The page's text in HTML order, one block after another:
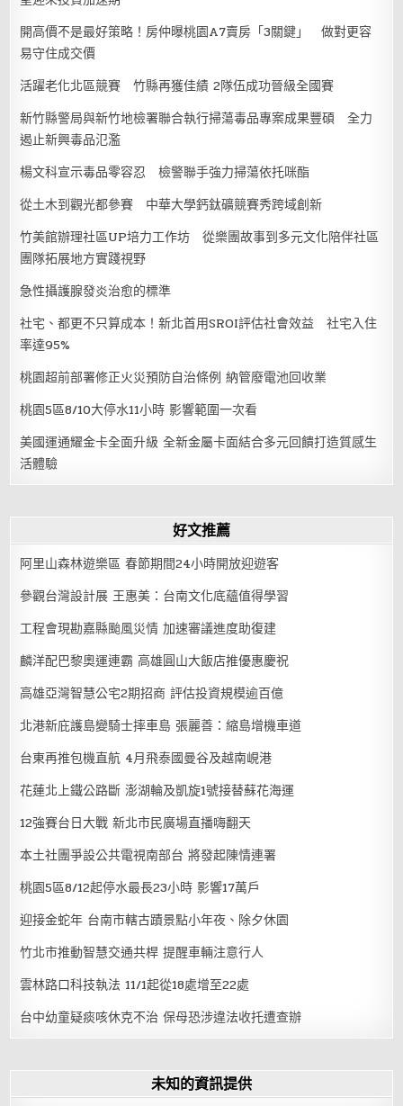
開高價不是最好策略！房仲曝桃園A7賣房「3關鍵」 做對更容
易守住成交價
活躍老化北區競賽 竹縣再獲佳績 2隊伍成功晉級全國賽
新竹縣警局與新竹地檢署聯合執行掃蕩毒品專案成果豐碩 全力
遏止新興毒品氾濫
楊文科宣示毒品零容忍 檢警聯手強力掃蕩依托咪酯
從土木到觀光都參賽 中華大學鈣鈦礦競賽秀跨域創新
竹美館辦理社區UP培力工作坊 從樂團故事到多元文化陪伴社區
團隊拓展地方實踐視野
急性攝護腺發炎治愈的標準
社宅、都更不只算成本！新北首用SROI評估社會效益 社宅入住
率達95%
桃園超前部署修正火災預防自治條例 納管廢電池回收業
桃園5區8/10大停水11小時 影響範圍一次看
美國運通耀金卡全面升級 全新金屬卡面結合多元回饋打造質感生
活體驗
好文推薦
阿里山森林遊樂區 春節期間24小時開放迎遊客
參觀台灣設計展 王惠美：台南文化底蘊值得學習
工程會現勘嘉縣颱風災情 加速審議進度助復建
麟洋配巴黎奧運連霸 高雄圓山大飯店推優惠慶祝
高雄亞灣智慧公宅2期招商 評估投資規模逾百億
北港新庇護島變騎士摔車島 張麗善：縮島增機車道
台東再推包機直航 4月飛泰國曼谷及越南峴港
花蓮北上鐵公路斷 澎湖輪及凱旋1號接替蘇花海運
12強賽台日大戰 新北市民廣場直播嗨翻天
本土社團爭設公共電視南部台 將發起陳情連署
桃園5區8/12起停水最長23小時 影響17萬戶
迎接金蛇年 台南市轄古蹟景點小年夜、除夕休園
竹北市推動智慧交通共桿 提醒車輛注意行人
雲林路口科技執法 11/1起從18處增至22處
台中幼童疑痰咳休克不治 保母恐涉違法收托遭查辦
未知的資訊提供